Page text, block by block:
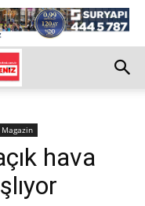
Magazin
hava